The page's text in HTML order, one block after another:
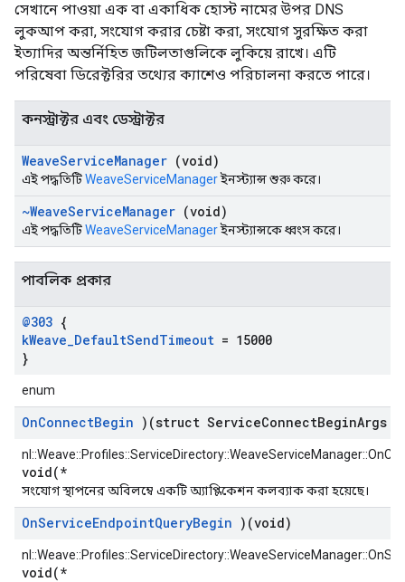
সেখানে পাওয়া এক বা একাধিক হোস্ট নামের উপর DNS
লুকআপ করা, সংযোগ করার চেষ্টা করা, সংযোগ সুরক্ষিত করা
ইত্যাদির অন্তর্নিহিত জটিলতাগুলিকে লুকিয়ে রাখে। এটি
পরিষেবা ডিরেক্টরির তথ্যের ক্যাশেও পরিচালনা করতে পারে।
কনস্ট্রাক্টর এবং ডেস্ট্রাক্টর
WeaveServiceManager (void)
এই পদ্ধতিটিWeaveServiceManagerইনস্ট্যান্স শুরু করে।
~WeaveServiceManager (void)
এই পদ্ধতিটিWeaveServiceManagerইনস্ট্যান্সকে ধ্বংস করে।
পাবলিক প্রকার
@303 {
kWeave_DefaultSendTimeout = 15000
}
enum
OnConnectBegin )(struct ServiceConnectBeginArgs
void(*
সংযোগ স্থাপনের অবিলম্বে একটি অ্যাপ্লিকেশন কলব্যাক করা হয়েছে।
OnServiceEndpointQueryBegin )(void)
void(*